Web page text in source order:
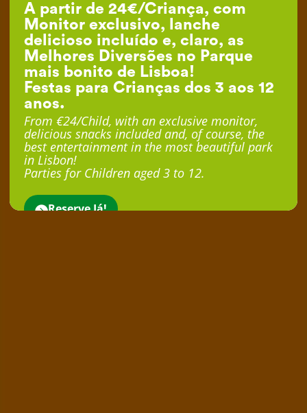
A partir de 24€/Criança, com
Monitor exclusivo, lanche
delicioso incluído e, claro, as
Melhores Diversões no Parque
mais bonito de Lisboa!
Festas para Crianças dos 3 aos 12
anos.
From €24/Child, with an exclusive monitor,
delicious snacks included and, of course, the
best entertainment in the most beautiful park
in Lisbon!
Parties for Children aged 3 to 12.
Reserve Já!